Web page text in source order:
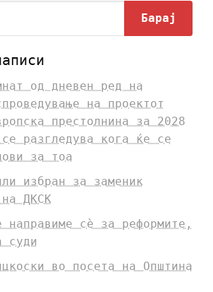
Барај
од дневен ред на
на проектот
престолнина за 2028
разгледува кога ќе се
за тоа
избран за заменик
на ДКСК
направиме сè за реформите,
суди
во посета на Општина